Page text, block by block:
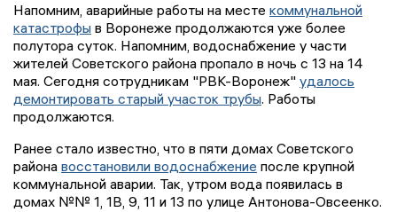
Напомним, аварийные работы на месте коммунальной
катастрофы в Воронеже продолжаются уже более
полутора суток. Напомним, водоснабжение у части
жителей Советского района пропало в ночь с 13 на 14
мая. Сегодня сотрудникам "РВК-Воронеж" удалось
демонтировать старый участок трубы. Работы
продолжаются.
Ранее стало известно, что в пяти домах Советского
района восстановили водоснабжение после крупной
коммунальной аварии. Так, утром вода появилась в
домах №№ 1, 1В, 9, 11 и 13 по улице Антонова-Овсеенко.